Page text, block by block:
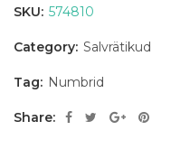
SKU: 574810
Category: Salvrätikud
Tag: Numbrid
Share: